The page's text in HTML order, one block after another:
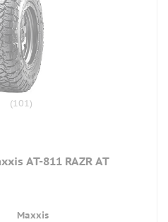
(101)
AT-811 RAZR AT
Maxxis